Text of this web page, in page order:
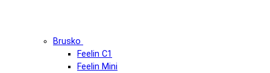
Brusko
Feelin C1
Feelin Mini